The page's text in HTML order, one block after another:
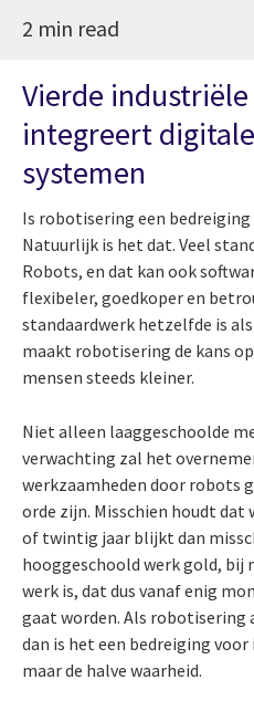
2 min read
Vierde
integreert
systemen
Is robotisering een
Natuurlijk is het dat. Veel
Robots, en dat kan ook
flexibeler, goedkoper en
standaardwerk hetzelfde is
maakt robotisering de kans
mensen steeds kleiner.
Niet alleen laaggeschoolde
verwachting zal het
werkzaamheden door robots
orde zijn. Misschien houdt
of twintig jaar blijkt dan
hooggeschoold werk gold, bij
werk is, dat dus vanaf enig
gaat worden. Als robotisering
dan is het een bedreiging voor
maar de halve waarheid.